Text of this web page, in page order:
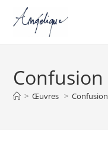
contentConfusion
> Œuvres > Confusion